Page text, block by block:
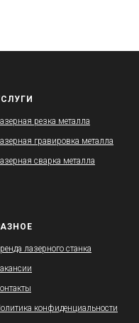
резка металла
гравировка металла
сварка металла
лазерного станка
конфиденциальности